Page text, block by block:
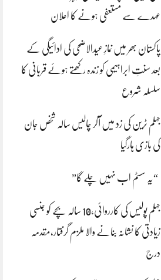
عہدے سے مستعفی ہونے کا اعلان
پاکستان بھر میں نمازِ عیدالاضحی کی ادائیگی کے
بعد سنتِ ابراہیمی کو زندہ رکھتے ہوئے قربانی کا
سلسلہ شروع
جہلم ٹرین کی زد میں آکر چالیس سالہ شخص جان
کی بازی ہارگیا
“یہ سسٹم اب نہیں چلے گا”
جہلم پولیس کی کارروائی،10 سالہ بچے کو جنسی
زیادتی کا نشانہ بنانے والا ملزم گرفتار،مقدمہ
درج